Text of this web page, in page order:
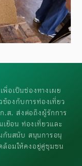
พื่อเป็นช่องทางเผย
ข้องกับการท่องเที่ยว
.ส. ส่งต่อถึงผู้รักการ
เยือน ท่องเที่ยวและ
กันสนับ สนุนการอนุ
อมให้คงอยู่คู่ชุมชน